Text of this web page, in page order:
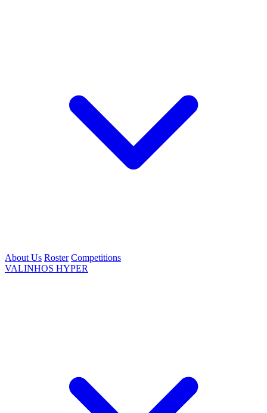
About Us Roster Competitions
VALINHOS HYPER